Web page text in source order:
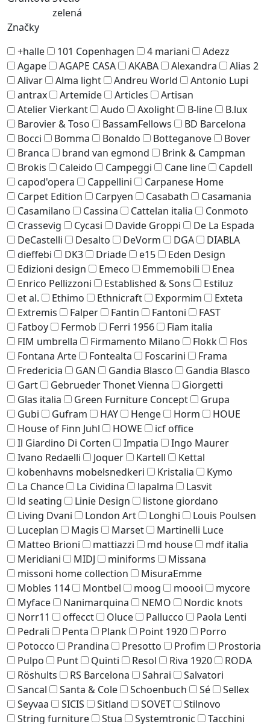
Značky
+halle
101 Copenhagen 4 mariani
Adezz
Agape
AGAPE CASA AKABA Alexandra
Alias 2
Alivar
Alma light Andreu World
Antonio Lupi
antrax
Artemide Articles
Artisan
Atelier Vierkant
Audo Axolight B-line
B.lux
Barovier & Toso
BassamFellows
BD Barcelona
Bocci
Bomma Bonaldo Botteganove
Bover
Branca
brand van egmond
Brink & Campman
Brokis
Caleido Campeggi Cane line
Capdell
capod'opera
Cappellini
Carpanese Home
Carpet Edition
Carpyen Casabath
Casamania
Casamilano
Cassina Cattelan italia
Conmoto
Crassevig
Cycasi Davide Groppi
De La Espada
DeCastelli
Desalto DeVorm DGA
DIABLA
dieffebi
DK3 Driade e15
Eden Design
Edizioni design
Emeco Emmemobili
Enea
Enrico Pellizzoni
Established & Sons
Estiluz
et al.
Ethimo Ethnicraft Expormim
Exteta
Extremis
Falper Fantin Fantoni
FAST
Fatboy
Fermob Ferri 1956
Fiam italia
FIM umbrella
Firmamento Milano Flokk
Flos
Fontana Arte
Fontealta Foscarini
Frama
Fredericia
GAN Gandia Blasco
Gandia Blasco
Gart
Gebrueder Thonet Vienna
Giorgetti
Glas italia
Green Furniture Concept
Grupa
Gubi
Gufram HAY Henge Horm
HOUE
House of Finn Juhl
HOWE
icf office
Il Giardino Di Corten
Impatia
Ingo Maurer
Ivano Redaelli
Joquer Kartell
Kettal
kobenhavns mobelsnedkeri
Kristalia
Kymo
La Chance
La Cividina lapalma
Lasvit
ld seating
Linie Design
listone giordano
Living Dvani
London Art Longhi
Louis Poulsen
Luceplan
Magis Marset
Martinelli Luce
Matteo Brioni
mattiazzi md house
mdf italia
Meridiani
MIDJ miniforms
Missana
missoni home collection
MisuraEmme
Mobles 114
Montbel moog moooi
mycore
Myface
Nanimarquina NEMO
Nordic knots
Norr11
offecct Oluce Pallucco
Paola Lenti
Pedrali
Penta Plank Point 1920
Porro
Potocco
Prandina Presotto Profim
Prostoria
Pulpo
Punt Quinti Resol Riva 1920
RODA
Röshults
RS Barcelona Sahrai
Salvatori
Sancal
Santa & Cole Schoenbuch Sé
Sellex
Seyvaa
SICIS Sitland SOVET
Stilnovo
String furniture
Stua Systemtronic Tacchini